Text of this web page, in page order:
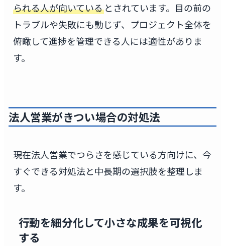
られる人が向いているとされています。目の前の
トラブルや失敗にも動じず、プロジェクト全体を
俯瞰して進捗を管理できる人には適性がありま
す。
法人営業がきつい場合の対処法
現在法人営業でつらさを感じている方向けに、今
すぐできる対処法と中長期の選択肢を整理しま
す。
行動を細分化して小さな成果を可視化
する